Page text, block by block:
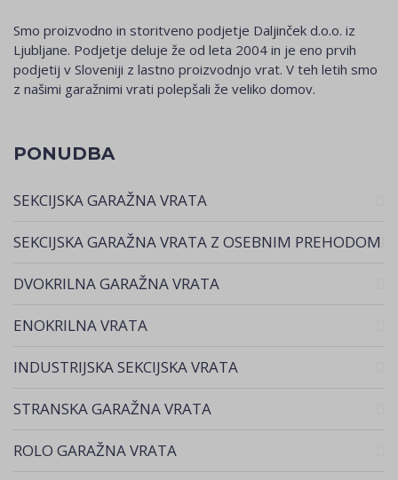
Smo proizvodno in storitveno podjetje Daljinček d.o.o. iz
Ljubljane. Podjetje deluje že od leta 2004 in je eno prvih
podjetij v Sloveniji z lastno proizvodnjo vrat. V teh letih smo
z našimi garažnimi vrati polepšali že veliko domov.
PONUDBA
SEKCIJSKA GARAŽNA VRATA
SEKCIJSKA GARAŽNA VRATA Z OSEBNIM PREHODOM
DVOKRILNA GARAŽNA VRATA
ENOKRILNA VRATA
INDUSTRIJSKA SEKCIJSKA VRATA
STRANSKA GARAŽNA VRATA
ROLO GARAŽNA VRATA